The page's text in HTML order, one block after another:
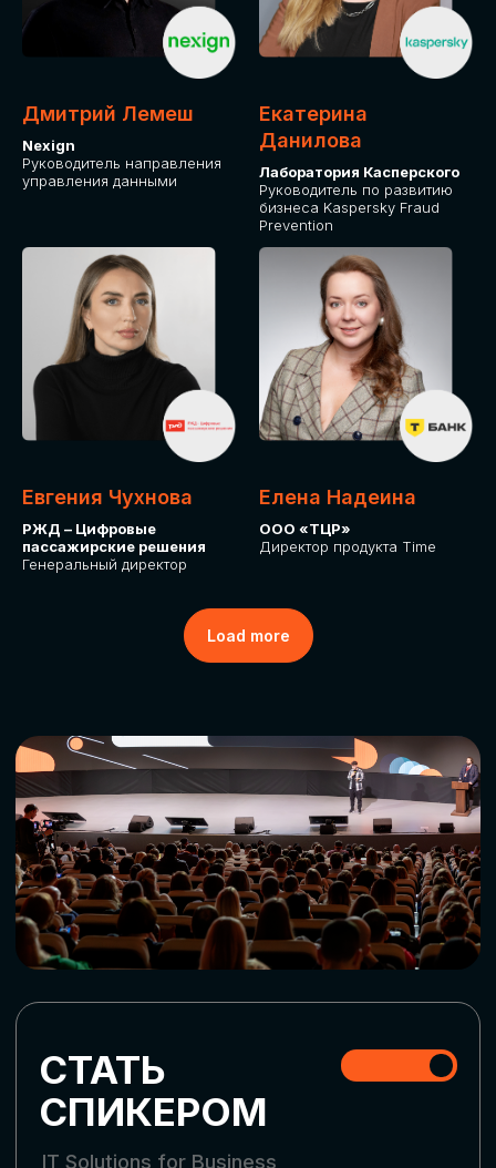
Дмитрий Лемеш
Nexign
Руководитель направления
управления данными
Екатерина
Данилова
Лаборатория Касперского
Руководитель по развитию
бизнеса Kaspersky Fraud
Prevention
Евгения Чухнова
РЖД – Цифровые
пассажирские решения
Генеральный директор
Елена Надеина
ООО «ТЦР»
Директор продукта Time
Load more
ДЛЯ ОПЛАТЫ БИЛЕТОВ
Оплата через сервис Timepad
ПРИОБРЕСТИ БИЛЕТ